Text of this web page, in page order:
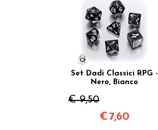
Set Dadi Classici RPG -
Nero, Bianco
€ 9,50
€ 7,60